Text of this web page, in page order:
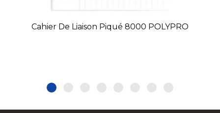
Cahier De Liaison Piqué 8000 POLYPRO